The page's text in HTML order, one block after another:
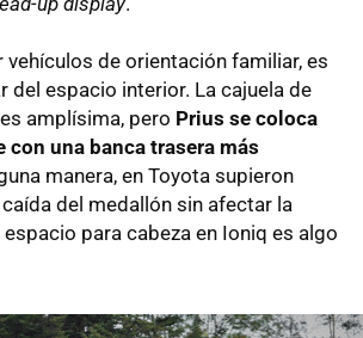
vehículos de orientación familiar, es
del espacio interior. La cajuela de
amplísima, pero Prius se coloca
con una banca trasera más
manera, en Toyota supieron
del medallón sin afectar la
para cabeza en Ioniq es algo